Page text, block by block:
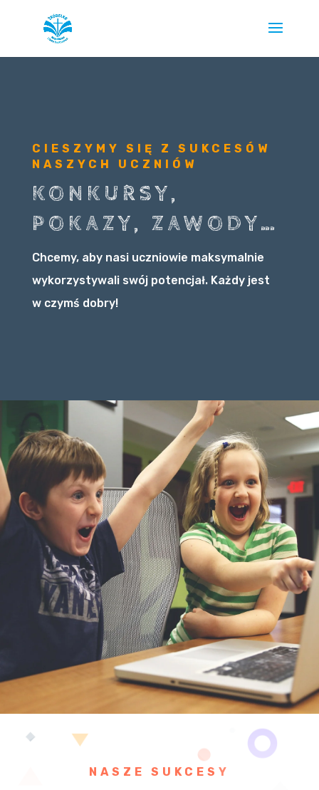
CIESZYMY SIĘ Z SUKCESÓW
NASZYCH UCZNIÓW
KONKURSY,
POKAZY, ZAWODY…
Chcemy, aby nasi uczniowie maksymalnie
wykorzystywali swój potencjał. Każdy jest
w czymś dobry!
NASZE SUKCESY